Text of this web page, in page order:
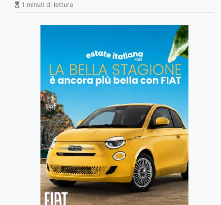
1 minuti di lettura